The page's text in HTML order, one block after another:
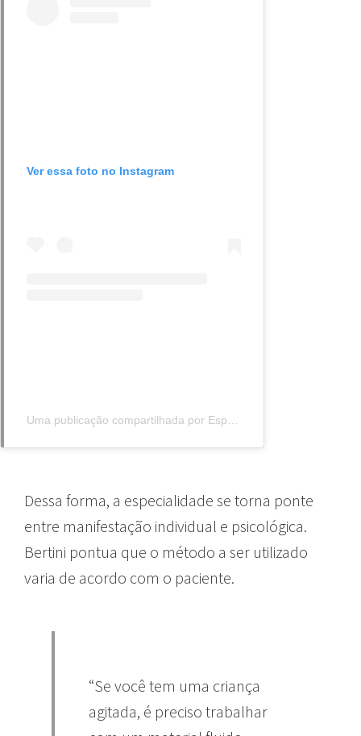
Ver essa foto no Instagram
Dessa forma, a especialidade se torna ponte
entre manifestação individual e psicológica.
Bertini pontua que o método a ser utilizado
varia de acordo com o paciente.
“Se você tem uma criança
agitada, é preciso trabalhar